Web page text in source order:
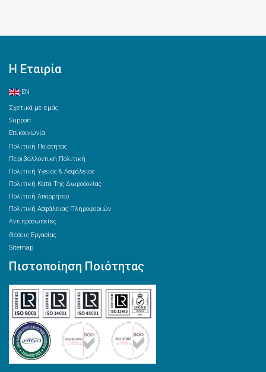
Η Εταιρία
EN
Σχετικά με εμάς
Support
Επικοινωνία
Πολιτική Ποιότητας
Περιβαλλοντική Πολιτική
Πολιτική Υγείας & Ασφάλειας
Πολιτική Κατά Της Δωροδοκίας
Πολιτική Απορρήτου
Πολιτική Ασφάλειας Πληροφοριών
Αντιπροσωπείες
Θέσεις Εργασίας
Sitemap
Πιστοποίηση Ποιότητας